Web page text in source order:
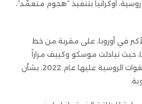
أوكرانيا بتنفيذ “هجوم متعمّد”،
في أوروبا، على مقربة من خط
حيث تبادلت موسكو وكييف مراراً
الاتهامات منذ سيطرة القوات الروسية عليها عام 2022، بشأن